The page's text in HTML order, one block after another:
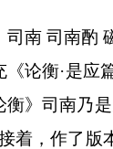
司南 司南酌
《论衡·是应
衡》司南乃
着，作了版